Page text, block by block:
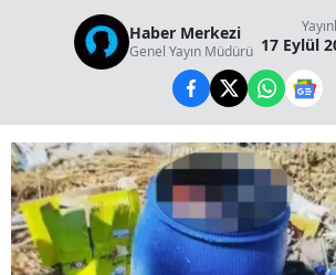
Haber Merkezi
Genel Yayın Müdürü 17 Eylül